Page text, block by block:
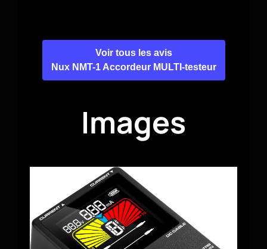
Voir tous les avis
Nux NMT-1 Accordeur MULTI-testeur
Images